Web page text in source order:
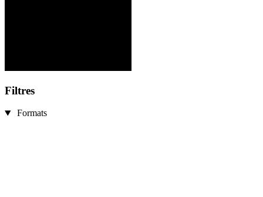
Filtres
Formats